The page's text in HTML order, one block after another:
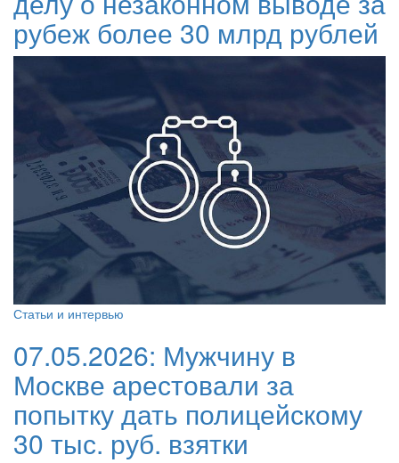
рубеж более 30 млрд рублей
Статьи и интервью
07.05.2026: Мужчину в
Москве арестовали за
попытку дать полицейскому
30 тыс. руб. взятки